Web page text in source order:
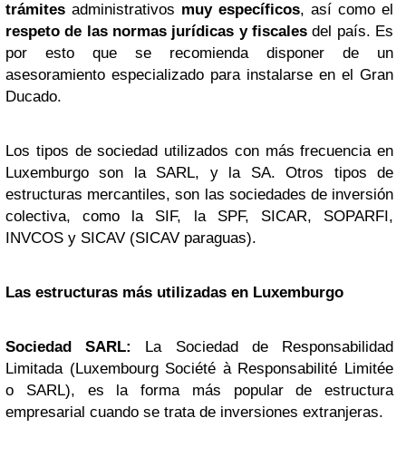
trámites administrativos muy específicos, así como el
respeto de las normas jurídicas y fiscales del país. Es
por esto que se recomienda disponer de un
asesoramiento especializado para instalarse en el Gran
Ducado.
Los tipos de sociedad utilizados con más frecuencia en
Luxemburgo son la SARL, y la SA. Otros tipos de
estructuras mercantiles, son las sociedades de inversión
colectiva, como la SIF, la SPF, SICAR, SOPARFI,
INVCOS y SICAV (SICAV paraguas).
Las estructuras más utilizadas en Luxemburgo
Sociedad SARL: La Sociedad de Responsabilidad
Limitada (Luxembourg Société à Responsabilité Limitée
o SARL), es la forma más popular de estructura
empresarial cuando se trata de inversiones extranjeras.